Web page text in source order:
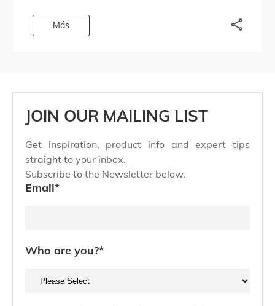
Más
JOIN OUR MAILING LIST
Get inspiration, product info and expert tips
straight to your inbox.
Subscribe to the Newsletter below.
Email*
Who are you?*